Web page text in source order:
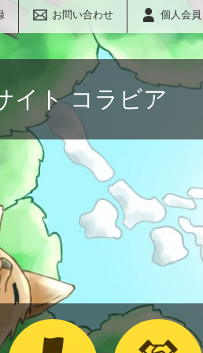
お問い合わせ 個人会
イト コラビア